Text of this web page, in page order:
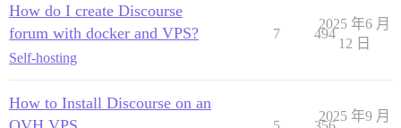
How do I create Discourse
forum with docker and VPS?
Self-hosting
7 494
2025 年6 月
12 日
How to Install Discourse on an
2025 年9 月